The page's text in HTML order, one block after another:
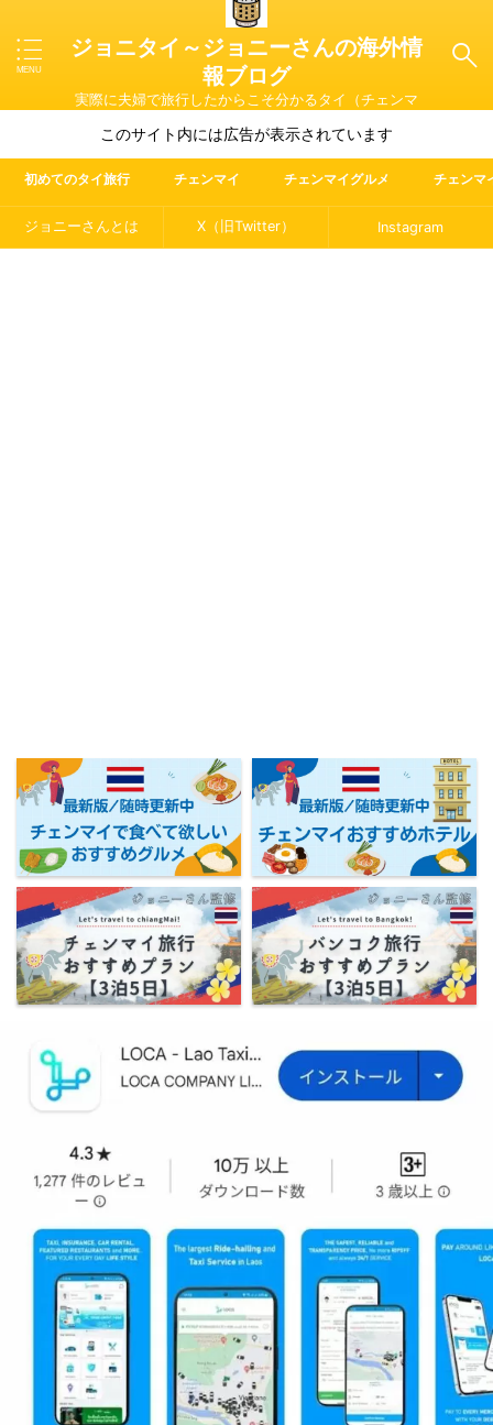
ジョニタイ～ジョニーさんの海外情
報ブログ
実際に夫婦で旅行したからこそ分かるタイ（チェンマ
イ）やマレーシア・ラオス・イタリアの魅力を紹介
このサイト内には広告が表示されています
初めてのタイ旅行 チェンマイ チェンマイグルメ チェンマ
ジョニーさんとは X（旧Twitter） Instagram